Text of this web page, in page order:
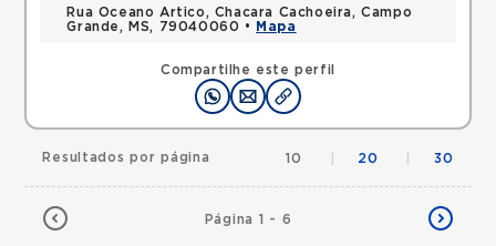
Compartilhe este perfil
Rua Oceano Artico, Chacara Cachoeira, Campo
Grande, MS, 79040060 •
Mapa
Página 1 - 6
Resultados por página 10 20 30